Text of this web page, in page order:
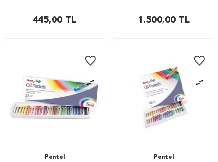
445,00 TL 1.500,00TL
Pentel
Pentel